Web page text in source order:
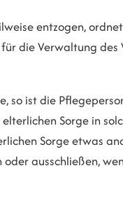
entzogen,
die Verwaltung des
so ist die
Sorge in
Sorge etwas
ausschließen,